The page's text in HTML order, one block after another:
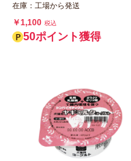
在庫：工場から発送
￥1,100 税込
50ポイント獲得